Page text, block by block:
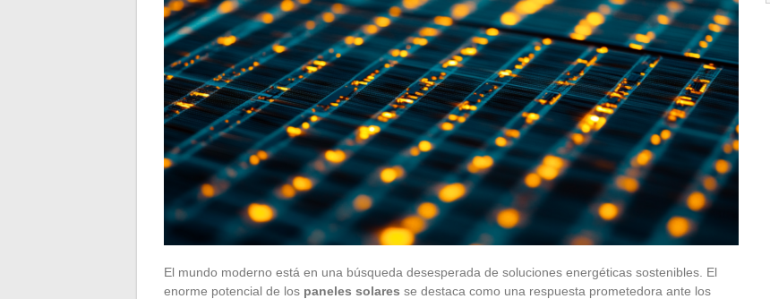
El mundo moderno está en una búsqueda desesperada de soluciones energéticas sostenibles. El
enorme potencial de los paneles solares se destaca como una respuesta prometedora ante los